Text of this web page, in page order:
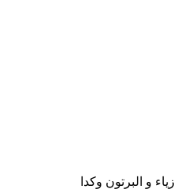
و البرتون وكدا